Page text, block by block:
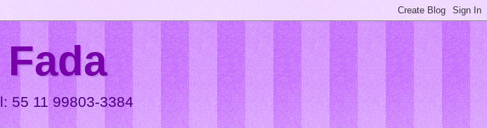
55 11 99803-3384